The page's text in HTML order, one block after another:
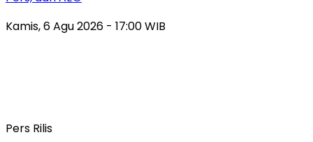
Kamis, 6 Agu 2026 - 17:00 WIB
Pers Rilis